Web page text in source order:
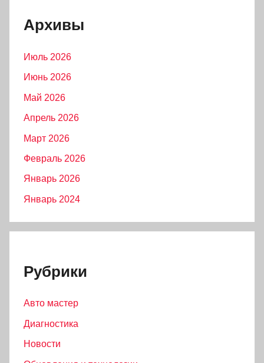
Архивы
Июль 2026
Июнь 2026
Май 2026
Апрель 2026
Март 2026
Февраль 2026
Январь 2026
Январь 2024
Рубрики
Авто мастер
Диагностика
Новости